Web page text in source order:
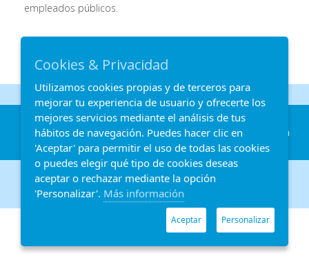
empleados públicos.
Corporativo
Transparencia
Perfil del contratante
Distribución
Telegestión
Información
Copyright © 2026 Registrado por Eléctrica de Cádiz.
legal-Política de privacidad- Política de cookies.
Cookies & Privacidad
Utilizamos cookies propias y de terceros para
mejorar tu experiencia de usuario y ofrecerte los
mejores servicios mediante el análisis de tus
hábitos de navegación. Puedes hacer clic en
'Aceptar' para permitir el uso de todas las cookies
o puedes elegir qué tipo de cookies deseas
aceptar o rechazar mediante la opción
'Personalizar'. Más información
Aceptar Personalizar